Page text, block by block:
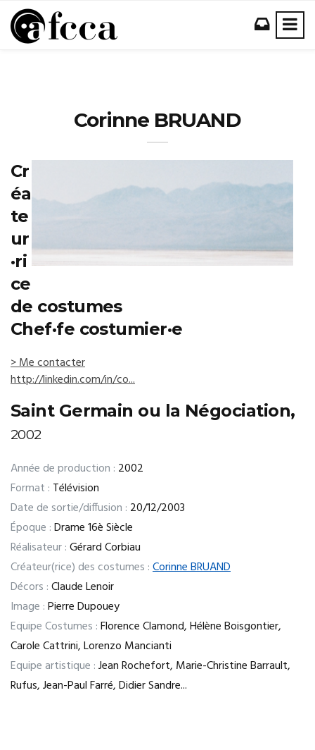
Corinne BRUAND
Cr
éa
te
ur
·ri
ce
de costumes
Chef·fe costumier·e
> Me contacter
http://linkedin.com/in/co...
Saint Germain ou la Négociation,
2002
Année de production : 2002
Format : Télévision
Date de sortie/diffusion : 20/12/2003
Époque :Drame 16è Siècle
Réalisateur :Gérard Corbiau
Créateur(rice) des costumes :Corinne BRUAND
Décors :Claude Lenoir
Image :Pierre Dupouey
Equipe Costumes :Florence Clamond, Hélène Boisgontier,
Carole Cattrini, Lorenzo Mancianti
Equipe artistique :Jean Rochefort, Marie-Christine Barrault,
Rufus, Jean-Paul Farré, Didier Sandre...